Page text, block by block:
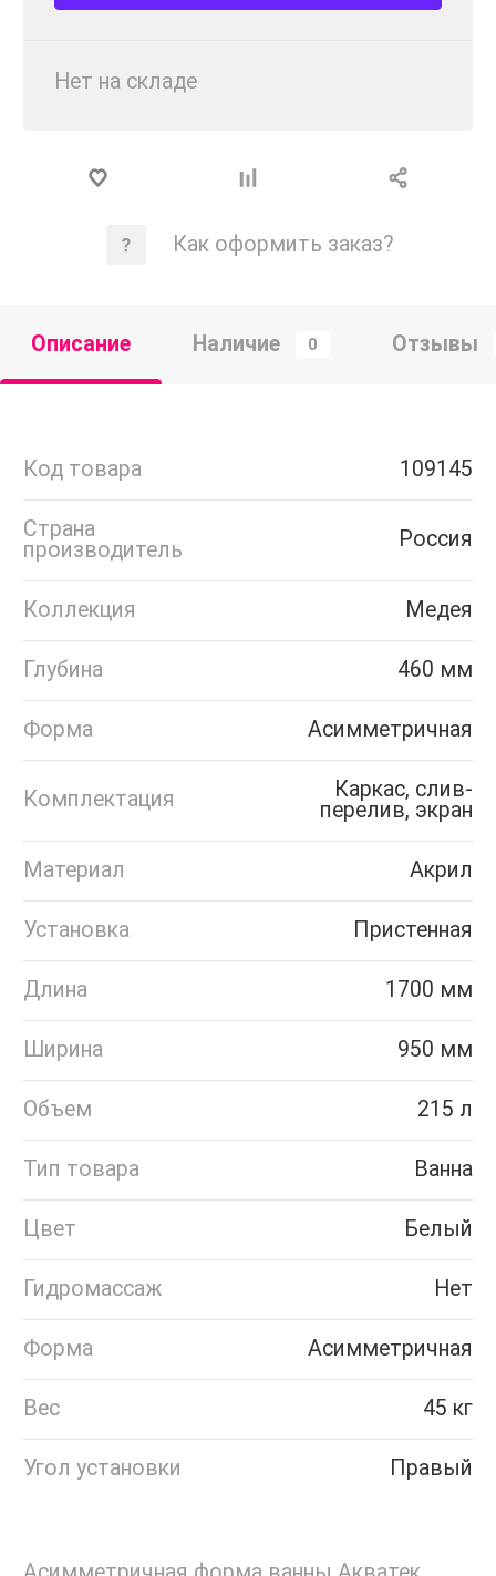
Нет на складе
Как оформить заказ?
Описание Наличие 0 Отзывы
Код товара 109145
Страна
производитель
Россия
Коллекция Медея
Глубина 460 мм
Форма Асимметричная
Комплектация
Каркас, слив-
перелив, экран
Материал Акрил
Установка Пристенная
Длина 1700 мм
Ширина 950 мм
Объем 215 л
Тип товара Ванна
Цвет Белый
Гидромассаж Нет
Форма Асимметричная
Вес 45 кг
Угол установки Правый